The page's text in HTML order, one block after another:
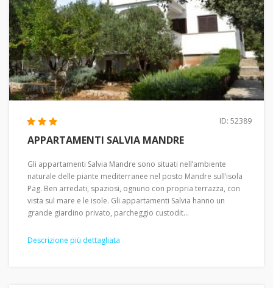
ID: 52389
APPARTAMENTI SALVIA MANDRE
Gli appartamenti Salvia Mandre sono situati nell’ambiente
naturale delle piante mediterranee nel posto Mandre sull’isola
Pag. Ben arredati, spaziosi, ognuno con propria terrazza, con
vista sul mare e le isole. Gli appartamenti Salvia hanno un
grande giardino privato, parcheggio custodit...
Descrizione più dettagliata